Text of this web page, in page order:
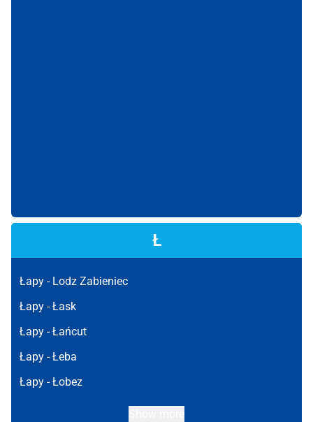
Ł
Łapy - Lodz Zabieniec
Łapy -Łask
Łapy -Łańcut
Łapy -Łeba
Łapy -Łobez